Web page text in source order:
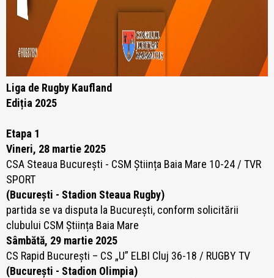
Liga de Rugby Kaufland
Ediția 2025
Etapa 1
Vineri, 28 martie 2025
CSA Steaua București - CSM Știința Baia Mare 10-24 / TVR
SPORT
(București - Stadion Steaua Rugby)
partida se va disputa la București, conform solicitării
clubului CSM Știința Baia Mare
Sâmbătă, 29 martie 2025
CS Rapid București – CS „U” ELBI Cluj 36-18 / RUGBY TV
(București - Stadion Olimpia)